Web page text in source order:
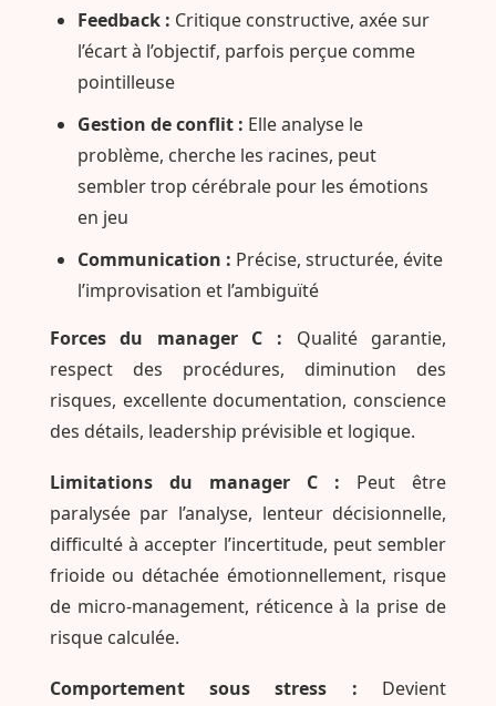
Feedback : Critique constructive, axée sur
l’écart à l’objectif, parfois perçue comme
pointilleuse
Gestion de conflit : Elle analyse le
problème, cherche les racines, peut
sembler trop cérébrale pour les émotions
en jeu
Communication : Précise, structurée, évite
l’improvisation et l’ambiguïté
Forces du manager C : Qualité garantie,
respect des procédures, diminution des
risques, excellente documentation, conscience
des détails, leadership prévisible et logique.
Limitations du manager C : Peut être
paralysée par l’analyse, lenteur décisionnelle,
difficulté à accepter l’incertitude, peut sembler
frioide ou détachée émotionnellement, risque
de micro-management, réticence à la prise de
risque calculée.
Comportement sous stress : Devient